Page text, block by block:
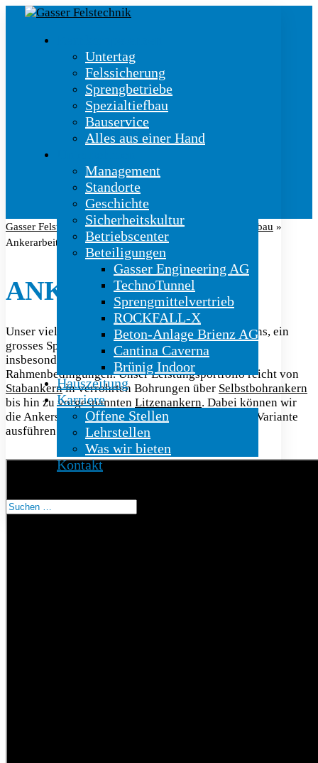
Untertag
Felssicherung
Sprengbetriebe
Spezialtiefbau
Bauservice
Alles aus einer Hand
Management
Standorte
Geschichte
Sicherheitskultur
Betriebscenter
Beteiligungen
Gasser Engineering AG
TechnoTunnel
Sprengmittelvertrieb
ROCKFALL-X
Beton-Anlage Brienz AG
Cantina Caverna
Brünig Indoor
Hauszeitung
Karriere
Offene Stellen
Lehrstellen
Was wir bieten
Kontakt
Gasser Felstechnik AG»Kernkompetenzen Spezialtiefbau »
Ankerarbeiten
ANKERARBEITEN
Unser vielseitiger Maschinenpark ermöglicht es uns, ein
grosses Spektrum an Ankerarbeiten anzubieten –
insbesondere auch unter anspruchsvollen
Rahmenbedingungen. Unser Leistungsportfolio reicht von
Stabankernin verrohrten Bohrungen über Selbstbohrankern
bis hin zu vorgespannten Litzenankern. Dabei können wir
die Ankersysteme als temporäre oder permanente Variante
ausführen.